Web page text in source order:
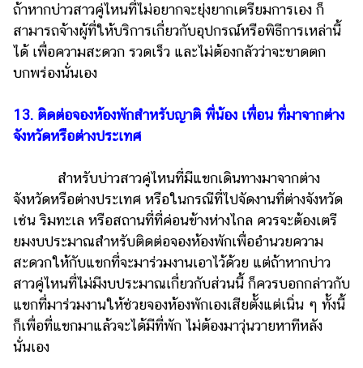
ถ้าหากบ่าวสาวคู่ไหนที่ไม่อยากจะยุ่งยากเตรียมการเอง ก็
สามารถจ้างผู้ที่ให้บริการเกี่ยวกับอุปกรณ์หรือพิธีการเหล่านี้
ได้ เพื่อความสะดวก รวดเร็ว และไม่ต้องกลัวว่าจะขาดตก
บกพร่องนั่นเอง
13. ติดต่อจองห้องพักสำหรับญาติ พี่น้อง เพื่อน ที่มาจากต่าง
จังหวัดหรือต่างประเทศ
สำหรับบ่าวสาวคู่ไหนที่มีแขกเดินทางมาจากต่าง
จังหวัดหรือต่างประเทศ หรือในกรณีที่ไปจัดงานที่ต่างจังหวัด
เช่น ริมทะเล หรือสถานที่ที่ค่อนข้างห่างไกล ควรจะต้องเตรี
ยมงบประมาณสำหรับติดต่อจองห้องพักเพื่ออำนวยความ
สะดวกให้กับแขกที่จะมาร่วมงานเอาไว้ด้วย แต่ถ้าหากบ่าว
สาวคู่ไหนที่ไม่มีงบประมาณเกี่ยวกับส่วนนี้ ก็ควรบอกกล่าวกับ
แขกที่มาร่วมงานให้ช่วยจองห้องพักเองเสียตั้งแต่เนิ่น ๆ ทั้งนี้
ก็เพื่อที่แขกมาแล้วจะได้มีที่พัก ไม่ต้องมาวุ่นวายหาทีหลัง
นั่นเอง